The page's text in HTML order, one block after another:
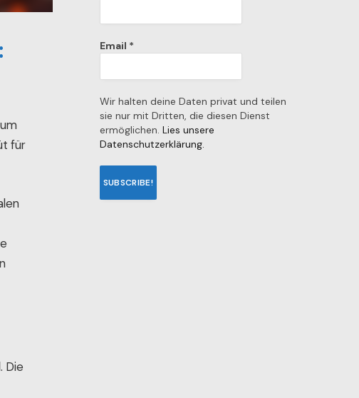
für
Die
Email *
Wir halten deine Daten privat und teilen
sie nur mit Dritten, die diesen Dienst
ermöglichen. Lies unsere
Datenschutzerklärung.